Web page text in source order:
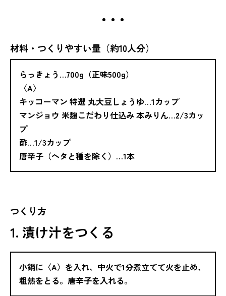
材料・つくりやすい量（約10人分）
らっきょう…700g（正味500g）
〈A〉
キッコーマン 特選 丸大豆しょうゆ…1カップ
マンジョウ 米麹こだわり仕込み 本みりん…2/3カッ
プ
酢…1/3カップ
唐辛子（ヘタと種を除く）…1本
つくり方
1. 漬け汁をつくる
小鍋に〈A〉を入れ、中火で1分煮立てて火を止め、
粗熱をとる。唐辛子を入れる。